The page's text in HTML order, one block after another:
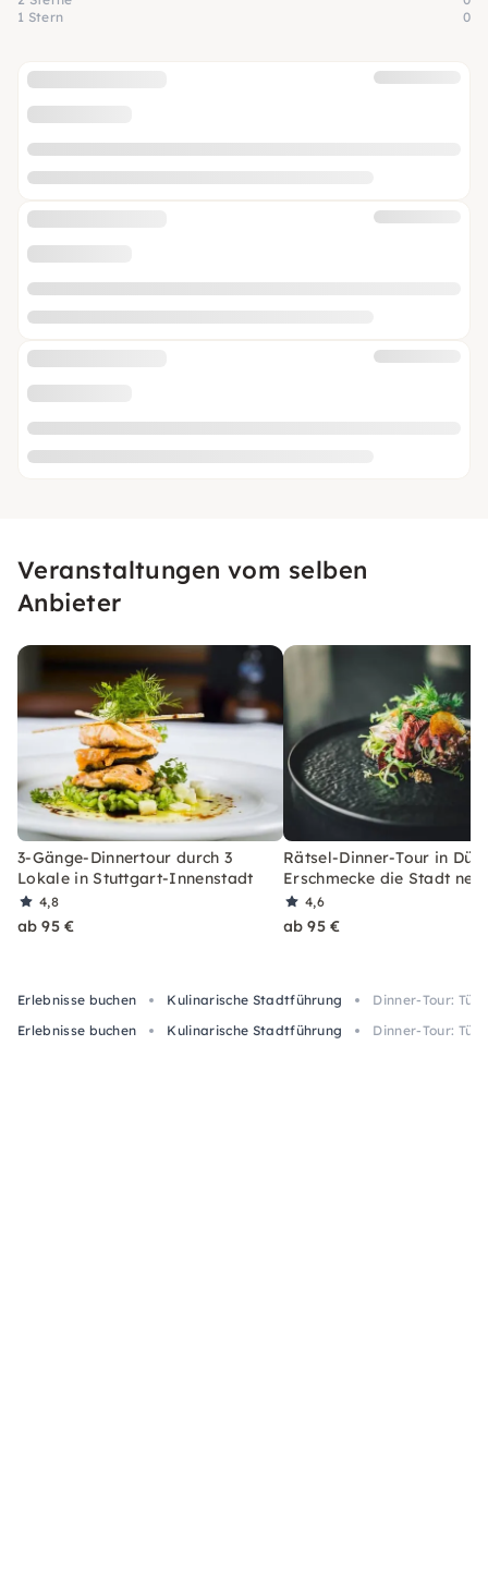
1 Stern
0
Veranstaltungen vom selben
Anbieter
3-Gänge-Dinnertour durch 3
Lokale in Stuttgart-Innenstadt
4,8
ab 95 €
Rätsel-Dinner-Tour in
Erschmecke die Stadt neu
4,6
ab 95 €
Erlebnisse buchen Kulinarische Stadtführung
Dinner-Tour:
Erlebnisse buchen
Kulinarische Stadtführung Dinner-Tour: